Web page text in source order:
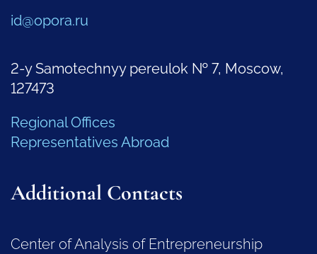
id@opora.ru
2-y Samotechnyy pereulok № 7, Moscow,
127473
Regional Offices
Representatives Abroad
Additional Contacts
Center of Analysis of Entrepreneurship